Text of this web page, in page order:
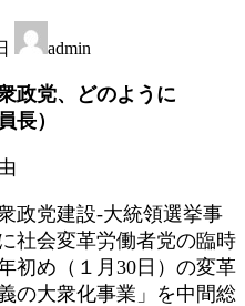
admin
政党、どのように
長）
政党建設-大統領選挙事
社会変革労働者党の臨時
初め（１月30日）の変革
の大衆化事業」を中間総